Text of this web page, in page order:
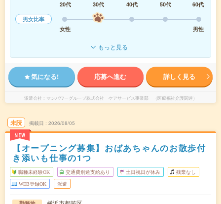
20代
30代 40代 50代
60代
男女比率
女性
男性
もっと見る
気になる! 応募へ進む 詳しく見る
派遣会社 マンパワーグループ株式会社 ケアサービス事業部 （医療福祉介護関連）
未読
NEW
掲載日 2026/08/05
【オープニング募集】おばあちゃんのお散歩付
き添いも仕事の1つ
職種未経験OK 交通費別途支給あり 土日祝日が休み 残業なし
WEB登録OK 派遣